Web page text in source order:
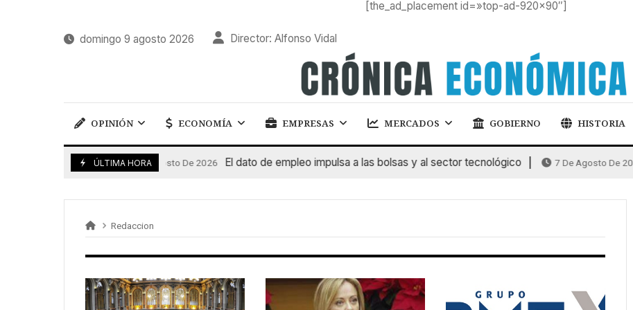
[the_ad_placement id=»top-ad-920×90″]
domingo 9 agosto 2026 Director: Alfonso Vidal
OPINIÓN ECONOMÍA EMPRESAS MERCADOS GOBIERNO HISTORIA
ÚLTIMA HORA
7 De Agosto De 2026 El dato de empleo impulsa a las bolsas y al sector tecnológico 7 De Agosto De 2026
Redaccion